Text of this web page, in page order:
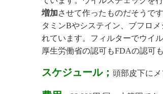
増加させて作ったものだそうで
タミンBやシステイン、ブフロ
れています。フィルターでウイ
厚生労働省の認可もFDAの認可
スケジュール； 頭部皮下にメ